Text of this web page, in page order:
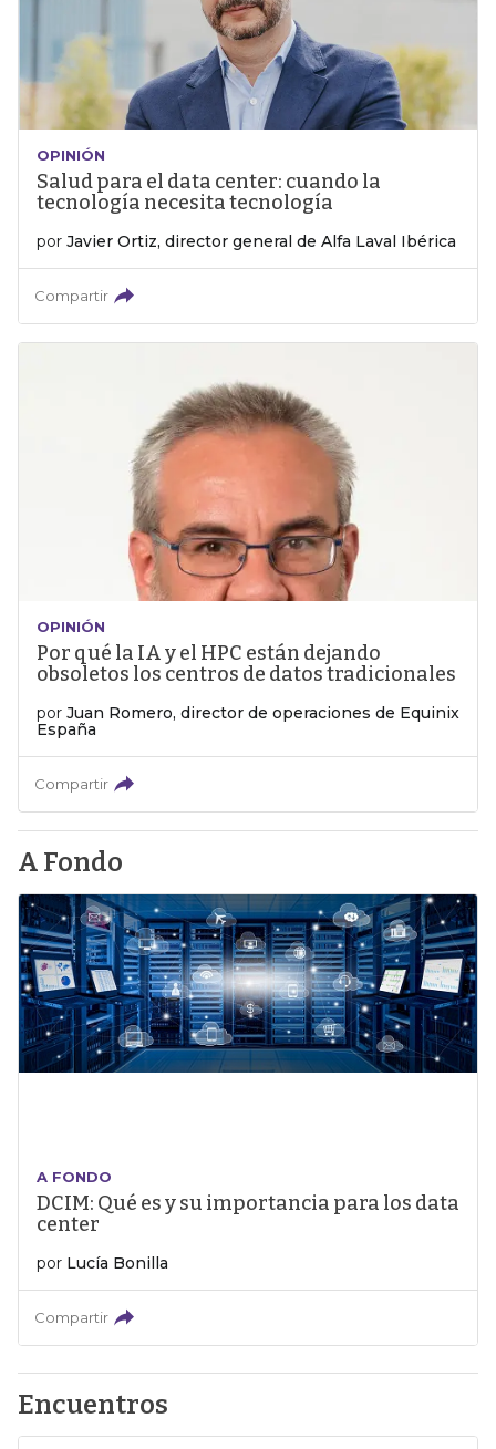
OPINIÓN
Salud para el data center: cuando la
tecnología necesita tecnología
por Javier Ortiz, director general de Alfa Laval Ibérica
Compartir
OPINIÓN
Por qué la IA y el HPC están dejando
obsoletos los centros de datos tradicionales
por Juan Romero, director de operaciones de Equinix
España
Compartir
A Fondo
A FONDO
DCIM: Qué es y su importancia para los data
center
por Lucía Bonilla
Compartir
Encuentros